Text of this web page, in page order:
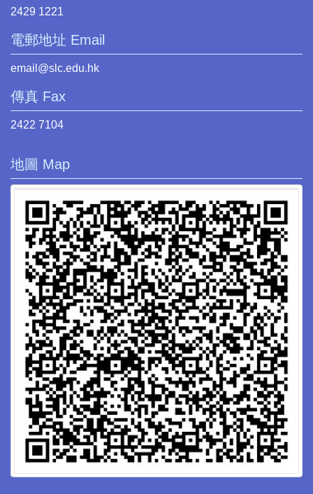
2429 1221
電郵地址 Email
email@slc.edu.hk
傳真 Fax
2422 7104
地圖 Map